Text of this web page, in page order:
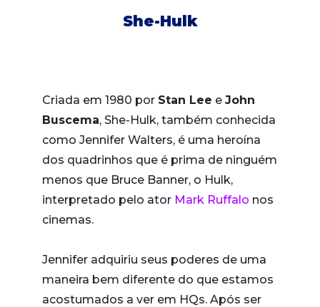
She-Hulk
Criada em 1980 por Stan Lee e John
Buscema, She-Hulk, também conhecida
como Jennifer Walters, é uma heroína
dos quadrinhos que é prima de ninguém
menos que Bruce Banner, o Hulk,
interpretado pelo ator Mark Ruffalo nos
cinemas.
Jennifer adquiriu seus poderes de uma
maneira bem diferente do que estamos
acostumados a ver em HQs. Após ser